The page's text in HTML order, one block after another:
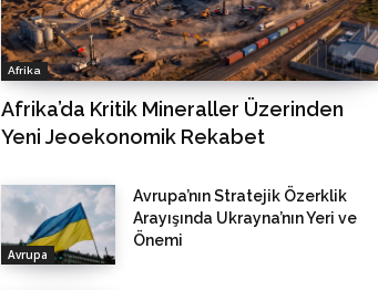
Afrika
Afrika’da Kritik Mineraller Üzerinden
Yeni Jeoekonomik Rekabet
Avrupa
Avrupa’nın Stratejik Özerklik
Arayışında Ukrayna’nın Yeri ve
Önemi